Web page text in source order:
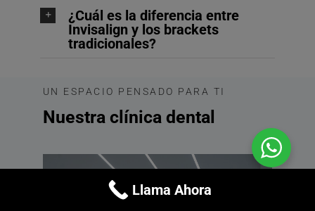
¿Cuál es la diferencia entre
Invisalign y los brackets
tradicionales?
UN ESPACIO PENSADO PARA TI
Nuestra clínica dental
Llama Ahora